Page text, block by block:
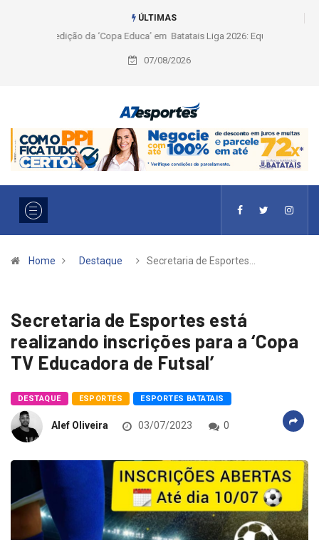
ÚLTIMAS
Liga 2026: Equipes rompem com a LABE na Série Ouro e entidade define
a 2° fase, times e formato
07/08/2026
Home Destaque Secretaria de Esportes…
Secretaria de Esportes está
realizando inscrições para a ‘Copa
TV Educadora de Futsal’
DESTAQUE ESPORTES ESPORTES BATATAIS
Alef Oliveira 03/07/2023 0